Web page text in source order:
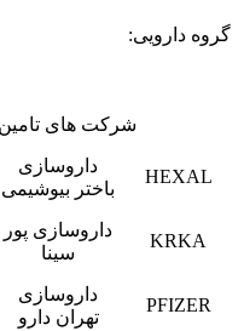
گروه دارویی:
شرکت های تامین
HEXAL
داروسازی
باختر بیوشیمی
KRKA
داروسازی پور
سینا
PFIZER
داروسازی
تهران دارو